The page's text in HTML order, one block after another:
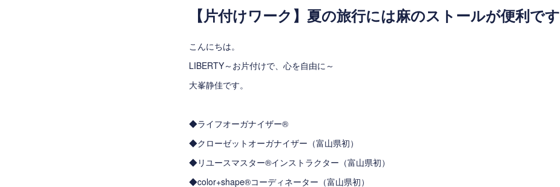
【片付けワーク】夏の旅行には麻のストールが便利です
こんにちは。
LIBERTY～お片付けで、心を自由に～
大峯静佳です。
◆ライフオーガナイザー®
◆クローゼットオーガナイザー（富山県初）
◆リユースマスター®インストラクター（富山県初）
◆color+shape®コーディネーター（富山県初）